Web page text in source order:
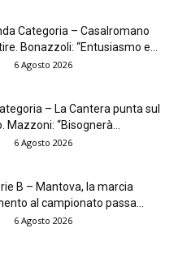
Categoria – Casalromano
Bonazzoli: “Entusiasmo e...
6 Agosto 2026
– La Cantera punta sul
Mazzoni: “Bisognerà...
6 Agosto 2026
B – Mantova, la marcia
al campionato passa...
6 Agosto 2026